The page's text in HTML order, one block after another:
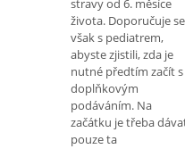
stravy od 6. měsíce
života. Doporučuje se
však s pediatrem,
abyste zjistili, zda je
nutné předtím začít s
doplňkovým
podáváním. Na
začátku je třeba
pouze ta